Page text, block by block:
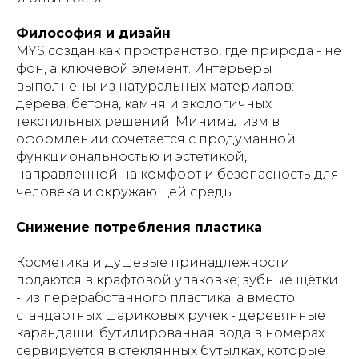
Философия и дизайн
MYS создан как пространство, где природа - не
фон, а ключевой элемент. Интерьеры
выполнены из натуральных материалов:
дерева, бетона, камня и экологичных
текстильных решений. Минимализм в
оформлении сочетается с продуманной
функциональностью и эстетикой,
направленной на комфорт и безопасность для
человека и окружающей среды.
Снижение потребления пластика
Косметика и душевые принадлежности
подаются в крафтовой упаковке; зубные щётки
- из переработанного пластика; а вместо
стандартных шариковых ручек - деревянные
карандаши; бутилированная вода в номерах
сервируется в стеклянных бутылках, которые